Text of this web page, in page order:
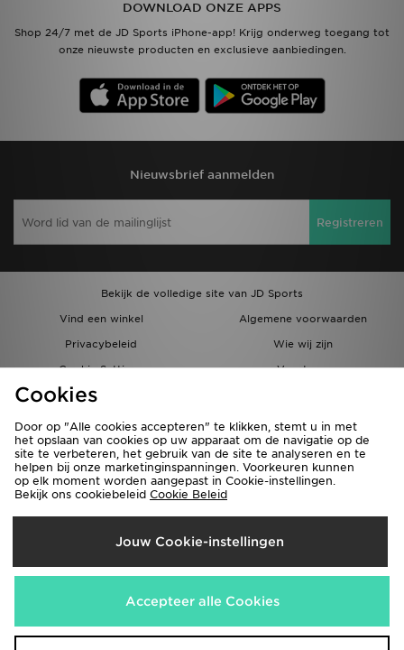
DOWNLOAD ONZE APPS
Shop 24/7 met de JD Sports iPhone-app! Krijg onderweg toegang tot
onze nieuwste producten en exclusieve aanbiedingen.
Nieuwsbrief aanmelden
Registreren
Bekijk de volledige site van JD Sports
Vind een winkel
Algemene voorwaarden
Privacybeleid
Wie wij zijn
Cookie Settings
Vacatures
Bestellingen en Levering
Verzenden Naar
België
Wij accepteren de volgende betaalmethoden
Cookies
Door op "Alle cookies accepteren" te klikken, stemt u in met
het opslaan van cookies op uw apparaat om de navigatie op de
site te verbeteren, het gebruik van de site te analyseren en te
helpen bij onze marketinginspanningen. Voorkeuren kunnen
op elk moment worden aangepast in Cookie-instellingen.
Bekijk ons cookiebeleid Cookie Beleid
Jouw Cookie-instellingen
Accepteer alle Cookies